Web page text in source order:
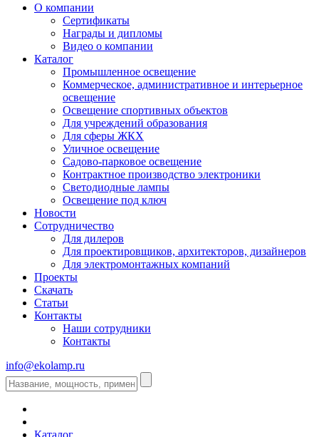
О компании
Сертификаты
Награды и дипломы
Видео о компании
Каталог
Промышленное освещение
Коммерческое, административное и интерьерное
освещение
Освещение спортивных объектов
Для учреждений образования
Для сферы ЖКХ
Уличное освещение
Садово-парковое освещение
Контрактное производство электроники
Светодиодные лампы
Освещение под ключ
Новости
Сотрудничество
Для дилеров
Для проектировщиков, архитекторов, дизайнеров
Для электромонтажных компаний
Проекты
Скачать
Статьи
Контакты
Наши сотрудники
Контакты
info@ekolamp.ru
Каталог